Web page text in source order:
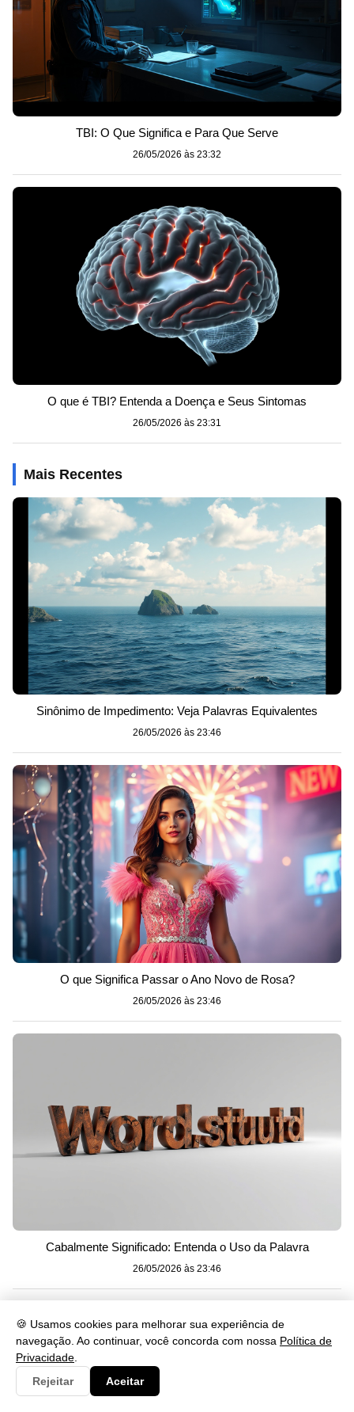
🍪 Usamos cookies para melhorar sua experiência de
navegação. Ao continuar, você concorda com nossa Política de
Privacidade
Rejeitar
Aceitar
TBI: O Que Significa e Para Que Serve
26/05/2026 às 23:32
O que é TBI? Entenda a Doença e Seus Sintomas
26/05/2026 às 23:31
Mais Recentes
Sinônimo de Impedimento: Veja Palavras Equivalentes
26/05/2026 às 23:46
O que Significa Passar o Ano Novo de Rosa?
26/05/2026 às 23:46
Cabalmente Significado: Entenda o Uso da Palavra
26/05/2026 às 23:46